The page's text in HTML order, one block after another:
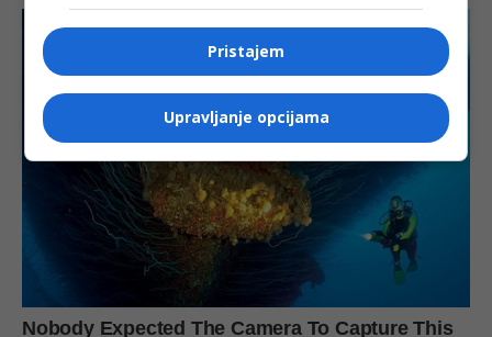
Pristajem
Upravljanje opcijama